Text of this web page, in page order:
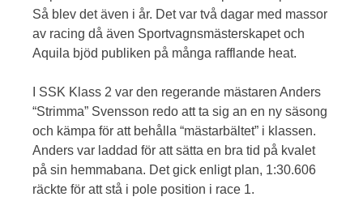
Så blev det även i år. Det var två dagar med massor
av racing då även Sportvagnsmästerskapet och
Aquila bjöd publiken på många rafflande heat.
I SSK Klass 2 var den regerande mästaren Anders
“Strimma” Svensson redo att ta sig an en ny säsong
och kämpa för att behålla “mästarbältet” i klassen.
Anders var laddad för att sätta en bra tid på kvalet
på sin hemmabana. Det gick enligt plan, 1:30.606
räckte för att stå i pole position i race 1.